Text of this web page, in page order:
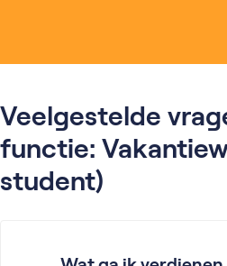
Veelgestelde
functie:
student)